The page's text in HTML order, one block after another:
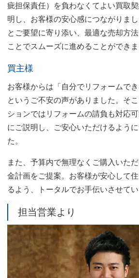
疵担保責任）を負わなくてよい買取
明し、お客様の安心感につながりま
とご要望に寄り添い、最適な売却方
ことでスムーズに進めることができま
買主様
お客様からは「自分でリフォームでき
というご不安の声がありました。そ
ションではリフォームの請負も対応
にご説明し、ご安心いただけるよう
た。
また、予算内で無理なくご購入いた
金計画をご提案。お客様が安心して
るよう、トータルでお手伝いさせてい
担当営業より